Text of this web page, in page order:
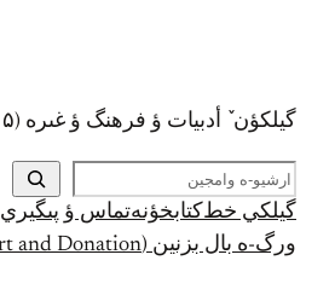
گيلکؤن ٚ أدبیات ؤ فرهنگ ؤ غىره (۲۰۰۵ تايسه)
ج
س
ت
ج
گيلکي خط کتابخؤنهتماس ؤ پىگيري
ورگ-ه بال بزنين (Support and Donation)